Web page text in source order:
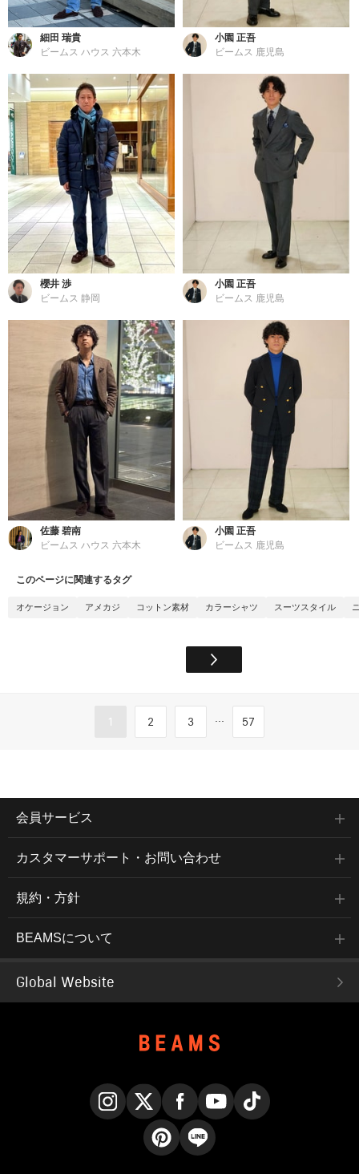
細田 瑞貴
ビームス ハウス 六本木
小園 正吾
ビームス 鹿児島
櫻井 渉
ビームス 静岡
小園 正吾
ビームス 鹿児島
佐藤 碧南
ビームス ハウス 六本木
小園 正吾
ビームス 鹿児島
このページに関連するタグ
オケージョン アメカジ コットン素材 カラーシャツ スーツスタイル
1 2 3 ... 57
会員サービス
カスタマーサポート・お問い合わせ
規約・方針
BEAMSについて
Global Website